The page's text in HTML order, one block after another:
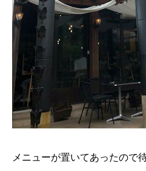
メニューが置いてあったので